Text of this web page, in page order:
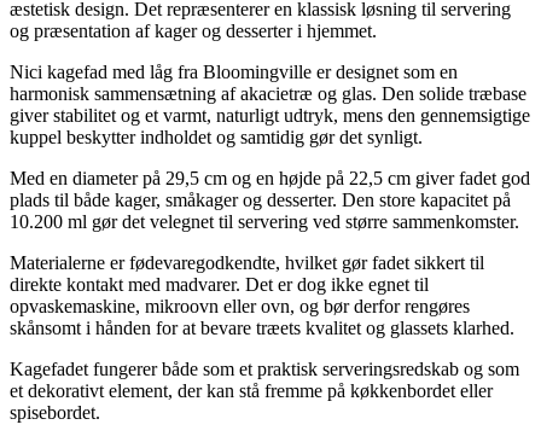
æstetisk design. Det repræsenterer en klassisk løsning til servering
og præsentation af kager og desserter i hjemmet.
Nici kagefad med låg fra Bloomingville er designet som en
harmonisk sammensætning af akacietræ og glas. Den solide træbase
giver stabilitet og et varmt, naturligt udtryk, mens den gennemsigtige
kuppel beskytter indholdet og samtidig gør det synligt.
Med en diameter på 29,5 cm og en højde på 22,5 cm giver fadet god
plads til både kager, småkager og desserter. Den store kapacitet på
10.200 ml gør det velegnet til servering ved større sammenkomster.
Materialerne er fødevaregodkendte, hvilket gør fadet sikkert til
direkte kontakt med madvarer. Det er dog ikke egnet til
opvaskemaskine, mikroovn eller ovn, og bør derfor rengøres
skånsomt i hånden for at bevare træets kvalitet og glassets klarhed.
Kagefadet fungerer både som et praktisk serveringsredskab og som
et dekorativt element, der kan stå fremme på køkkenbordet eller
spisebordet.